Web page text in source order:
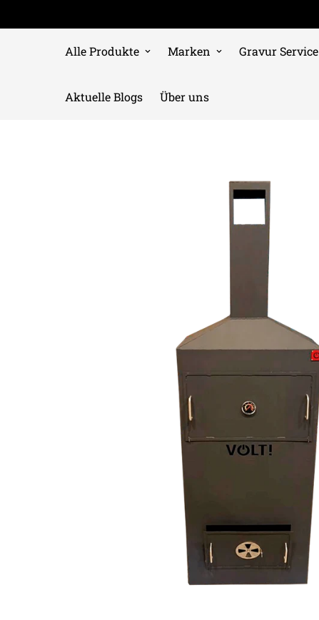
Alle Produkte Marken Gravur Service
Aktuelle Blogs Über uns